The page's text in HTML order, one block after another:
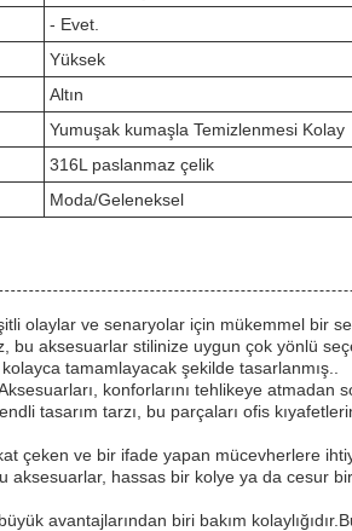
- Evet.
Yüksek
Altın
Yumuşak kumaşla Temizlenmesi Kolay
316L paslanmaz çelik
Moda/Geleneksel
olaylar ve senaryolar için mükemmel bir
bu aksesuarlar stilinize uygun çok yönlü
tamamlayacak şekilde tasarlanmış..
konforlarını tehlikeye atmadan
tasarım tarzı, bu parçaları ofis
çeken ve bir ifade yapan mücevherlere
aksesuarlar, hassas bir kolye ya da cesur
avantajlarından biri bakım